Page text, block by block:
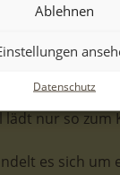
Ablehnen
Datenschutz
ein
wirkenden
lädt nur so zum
es sich um